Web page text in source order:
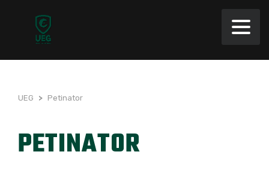
UEG > Petinator
PETINATOR